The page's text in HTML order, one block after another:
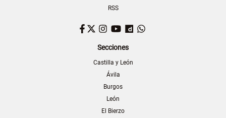
RSS
Facebook
TwitterInstagram
YouTubeDailymotion
Secciones
Castilla y León
Ávila
Burgos
León
El Bierzo